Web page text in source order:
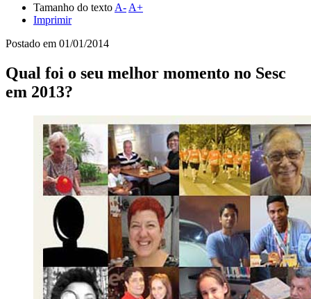
Tamanho do texto A- A+
Imprimir
Postado em 01/01/2014
Qual foi o seu melhor momento no Sesc
em 2013?